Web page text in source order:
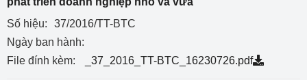
Số hiệu:
37/2016/TT-BTC
Ngày ban hành:
File đính kèm:
_37_2016_TT-BTC_16230726.pdf